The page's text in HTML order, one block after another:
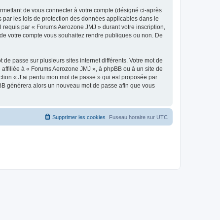
de vous connecter à votre compte (désigné ci-après
les lois de protection des données applicables dans le
par « Forums Aerozone JMJ » durant votre inscription,
votre compte vous souhaitez rendre publiques ou non. De
passe sur plusieurs sites internet différents. Votre mot de
à « Forums Aerozone JMJ », à phpBB ou à un site de
« J’ai perdu mon mot de passe » qui est proposée par
générera alors un nouveau mot de passe afin que vous
Fuseau horaire sur UTC
Supprimer les cookies